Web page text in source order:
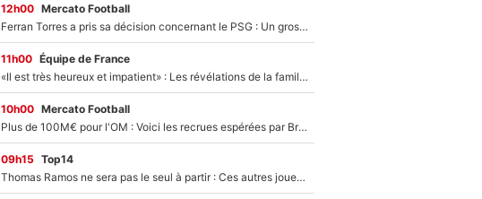
12h00 Mercato Football
Ferran Torres a pris sa décision concernant le PSG : Un gros club étranger prêt à relancer le feuilleton pour la signature du champion du monde 2026 !
11h00 Équipe de France
«Il est très heureux et impatient» : Les révélations de la famille Zidane sur sa prise de pouvoir en équipe de France !
10h00 Mercato Football
Plus de 100M€ pour l'OM : Voici les recrues espérées par Bruno Genesio et Grégory Lorenzi après l’opération dégraissage
09h15 Top14
Thomas Ramos ne sera pas le seul à partir : Ces autres joueurs du XV de France pourraient aussi quitter le Stade Toulousain, un club de Top 14 est déjà sur les rangs